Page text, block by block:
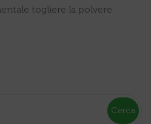
togliere la polvere
Cerca